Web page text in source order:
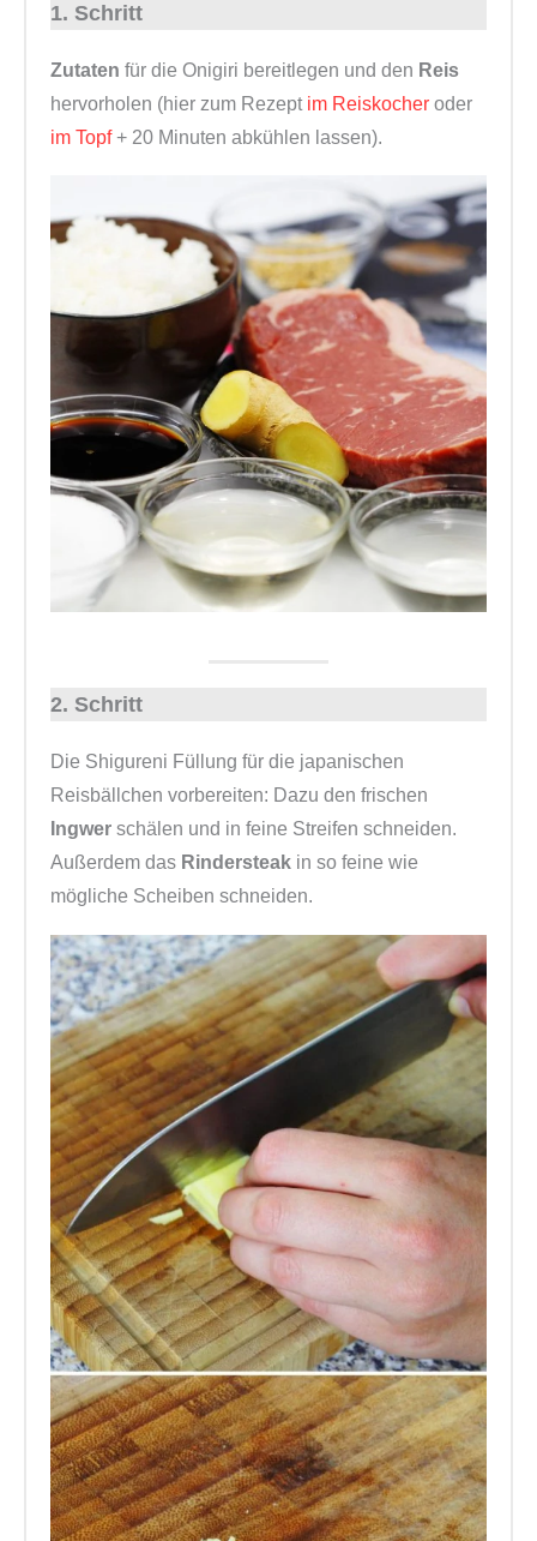
1. Schritt
Zutaten für die Onigiri bereitlegen und den Reis
hervorholen (hier zum Rezept im Reiskocher oder
im Topf+ 20 Minuten abkühlen lassen).
2. Schritt
Die Shigureni Füllung für die japanischen
Reisbällchen vorbereiten: Dazu den frischen
Ingwer schälen und in feine Streifen schneiden.
Außerdem das Rindersteak in so feine wie
mögliche Scheiben schneiden.